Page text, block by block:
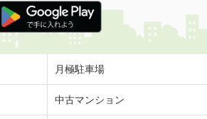
月極駐車場
中古マンション